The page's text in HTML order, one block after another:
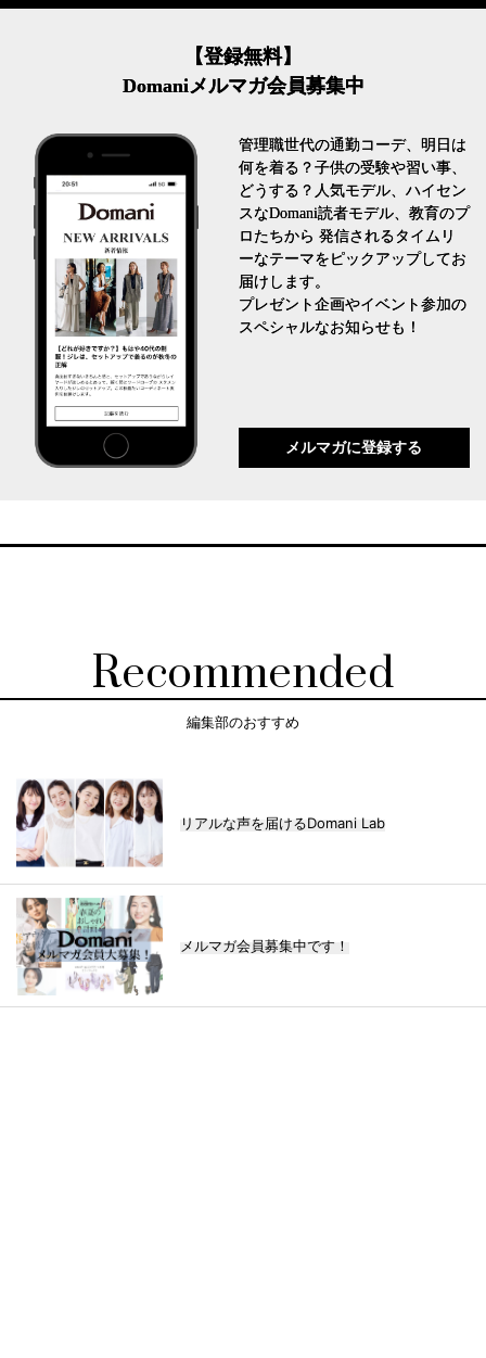
【登録無料】
Domaniメルマガ会員募集中
管理職世代の通勤コーデ、明日は
何を着る？子供の受験や習い事、
どうする？人気モデル、ハイセン
スなDomani読者モデル、教育のプ
ロたちから 発信されるタイムリ
ーなテーマをピックアップしてお
届けします。
プレゼント企画やイベント参加の
スペシャルなお知らせも！
メルマガに登録する
Recommended
編集部のおすすめ
リアルな声を届けるDomani Lab
メルマガ会員募集中です！